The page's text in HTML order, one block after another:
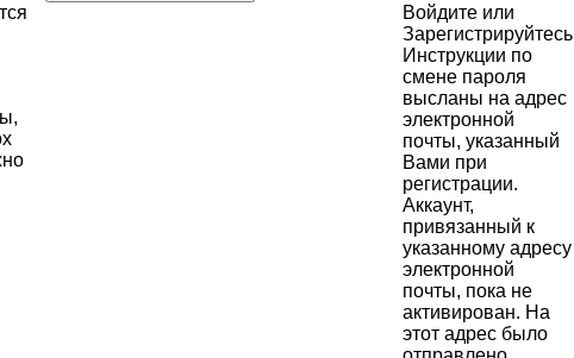
Войдите или
Зарегистрируйтесь
Инструкции по
смене пароля
высланы на адрес
электронной
почты, указанный
Вами при
регистрации.
Аккаунт,
привязанный к
указанному адресу
электронной
почты, пока не
активирован. На
этот адрес было